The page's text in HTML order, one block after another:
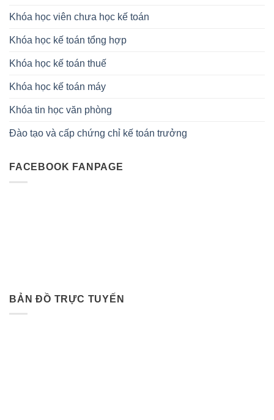
Khóa học viên chưa học kế toán
Khóa học kế toán tổng hợp
Khóa học kế toán thuế
Khóa học kế toán máy
Khóa tin học văn phòng
Đào tạo và cấp chứng chỉ kế toán trưởng
FACEBOOK FANPAGE
BẢN ĐỒ TRỰC TUYẾN